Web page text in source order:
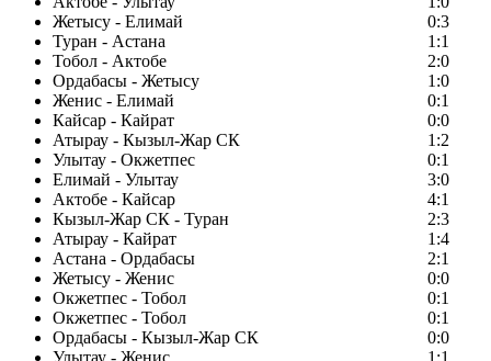
Жетысу - Елимай
0:3
Туран - Астана
1:1
Тобол - Актобе
2:0
Ордабасы - Жетысу
1:0
Женис - Елимай
0:1
Кайсар - Кайрат
0:0
Атырау - Кызыл-Жар СК
1:2
Улытау - Окжетпес
0:1
Елимай - Улытау
3:0
Актобе - Кайсар
4:1
Кызыл-Жар СК - Туран
2:3
Атырау - Кайрат
1:4
Астана - Ордабасы
2:1
Жетысу - Женис
0:0
Окжетпес - Тобол
0:1
Окжетпес - Тобол
0:1
Ордабасы - Кызыл-Жар СК
0:0